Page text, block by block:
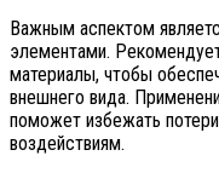
Важным аспектом
элементами.
материалы, чтобы
внешнего вида.
поможет избежать
воздействиям.